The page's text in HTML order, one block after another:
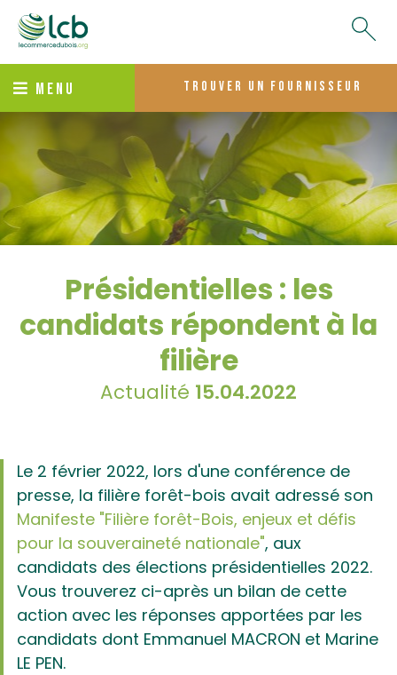
MENU trouver un fournisseur
Présidentielles : les
candidats répondent à la
filière
Actualité 15.04.2022
Le 2 février 2022, lors d'une conférence de
presse, la filière forêt-bois avait adressé son
Manifeste "Filière forêt-Bois, enjeux et défis
pour la souveraineté nationale", aux
candidats des élections présidentielles 2022.
Vous trouverez ci-après un bilan de cette
action avec les réponses apportées par les
candidats dont Emmanuel MACRON et Marine
LE PEN.